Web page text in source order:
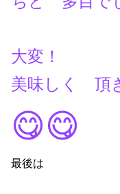
大変！
美味しく 頂
😋😋
最後は